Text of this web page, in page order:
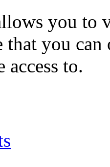
you to
that you can
access to.